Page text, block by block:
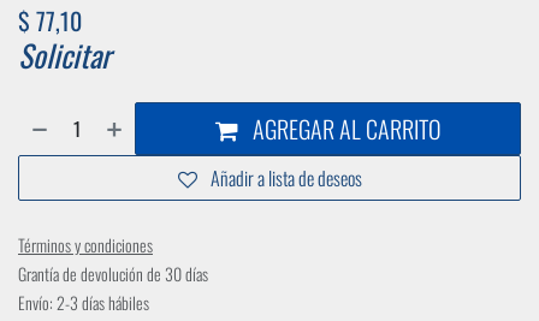
$ 77,10
Solicitar
AGREGAR AL CARRITO
Añadir a lista de deseos
Términos y condiciones
Grantía de devolución de 30 días
Envío: 2-3 días hábiles